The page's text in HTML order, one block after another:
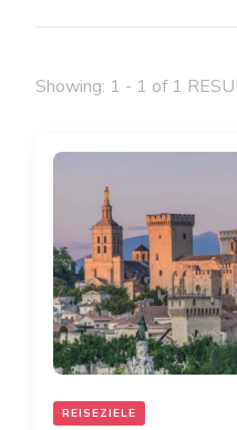
Showing: 1 - 1 of 1
REISEZIELE